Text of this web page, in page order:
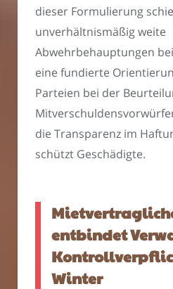
dieser Formulierung
unverhältnismäßig weite
Abwehrbehauptungen
eine fundierte
Parteien bei der
die Transparenz im
schützt Geschädigte.
entbindet
Winter